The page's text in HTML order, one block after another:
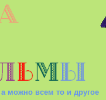
всем то и другое